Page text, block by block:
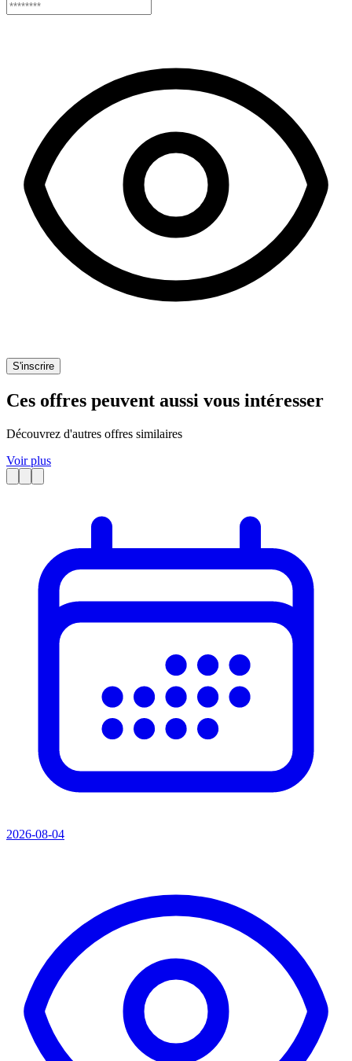
S'inscrire
Ces offres peuvent aussi vous intéresser
Découvrez d'autres offres similaires
Voir plus
2026-08-04